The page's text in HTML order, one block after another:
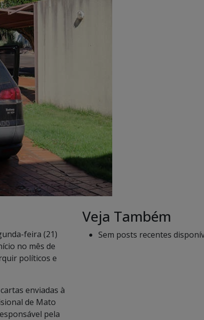
feira (21)
no mês de
políticos e
enviadas à
de Mato
pela
Veja Também
Sem posts recentes